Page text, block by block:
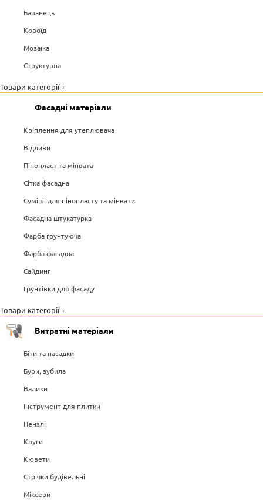
Баранець
Короїд
Мозаїка
Структурна
Товари категорії +
Фасадні матеріали
Кріплення для утеплювача
Відливи
Пінопласт та мінвата
Сітка фасадна
Суміші для пінопласту та мінвати
Фасадна штукатурка
Фарба ґрунтуюча
Фарба фасадна
Сайдинг
Грунтівки для фасаду
Товари категорії +
Витратні матеріали
Біти та насадки
Бури, зубила
Валики
Інструмент для плитки
Пензлі
Круги
Кювети
Стрічки будівельні
Міксери